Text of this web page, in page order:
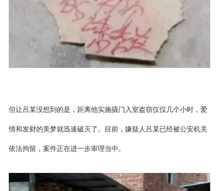
但让吕某没想到的是，距离他实施撬门入室盗窃仅仅几个小时，爱
情和发财的美梦就迅速破灭了。目前，嫌疑人吕某已经被公安机关
依法拘留，案件正在进一步审理当中。